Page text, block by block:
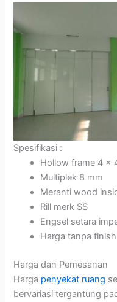
Spesifikasi :
Hollow frame 4 x
Multiplek 8 mm
Meranti wood
Rill merk SS
Engsel setara
Harga tanpa
Harga dan Pemesanan
Harga penyekat ruang
bervariasi tergantung